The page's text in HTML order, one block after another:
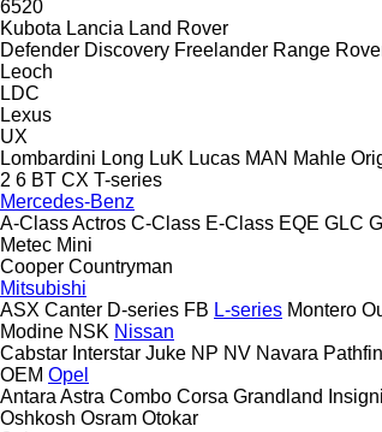
6520
Kubota Lancia Land Rover
Defender Discovery Freelander Range
Leoch
LDC
Lexus
UX
Lombardini Long LuK Lucas MAN Mahle
2 6 BT CX T-series
Mercedes-Benz
A-ClassActros C-Class E-Class EQE GLC
Metec Mini
Cooper Countryman
Mitsubishi
ASX Canter D-series FB L-series Montero
Modine NSK Nissan
Cabstar Interstar Juke NP NV Navara
OEM Opel
Antara Astra Combo Corsa Grandland
Oshkosh Osram Otokar